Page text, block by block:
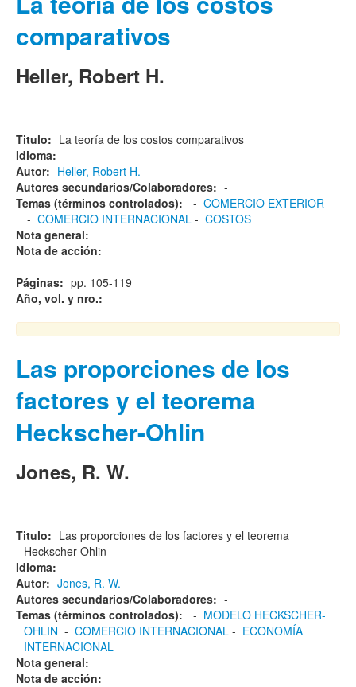
comparativos
Heller, Robert H.
Titulo: La teoría de los costos comparativos
Idioma:
Autor: Heller, Robert H.
Autores secundarios/Colaboradores: -
Temas (términos controlados):
- COMERCIO EXTERIOR
- COMERCIO INTERNACIONAL - COSTOS
Nota general:
Nota de acción:
Páginas: pp. 105-119
Año, vol. y nro.:
Las proporciones de los
factores y el teorema
Heckscher-Ohlin
Jones, R. W.
Titulo: Las proporciones de los factores y el teorema
Heckscher-Ohlin
Idioma:
Autor: Jones, R. W.
Autores secundarios/Colaboradores: -
Temas (términos controlados):
- MODELO HECKSCHER-
OHLIN - COMERCIO INTERNACIONAL - ECONOMÍA
INTERNACIONAL
Nota general:
Nota de acción: